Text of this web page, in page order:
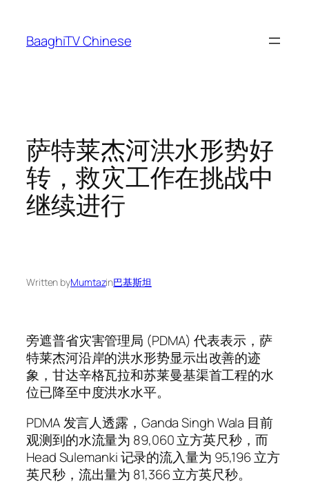
content
BaaghiTV Chinese
萨特莱杰河洪水形势好
转，救灾工作在挑战中
继续进行
Written byMumtazin巴基斯坦
旁遮普省灾害管理局 (PDMA) 代表表示，萨
特莱杰河沿岸的洪水形势显示出改善的迹
象，甘达辛格瓦拉和苏莱曼基渠首工程的水
位已降至中度洪水水平。
PDMA 发言人透露，Ganda Singh Wala 目前
观测到的水流量为 89,060 立方英尺秒，而
Head Sulemanki 记录的流入量为 95,196 立方
英尺秒，流出量为 81,366 立方英尺秒。